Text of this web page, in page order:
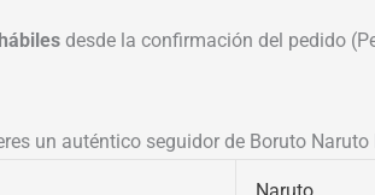
desde la confirmación del pedido
un auténtico seguidor de Boruto Naruto
Naruto